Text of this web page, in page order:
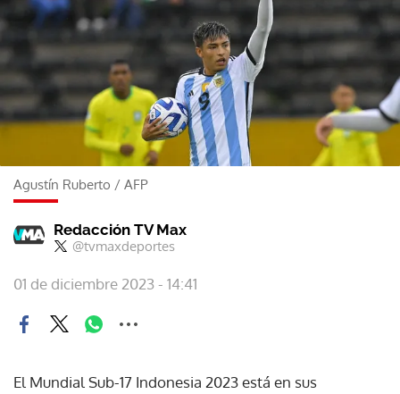
Agustín Ruberto / AFP
Redacción TV Max
@tvmaxdeportes
01 de diciembre 2023 - 14:41
El Mundial Sub-17 Indonesia 2023 está en sus